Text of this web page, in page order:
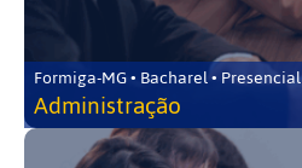
Formiga-MG • Bacharel • Presencial
Administração